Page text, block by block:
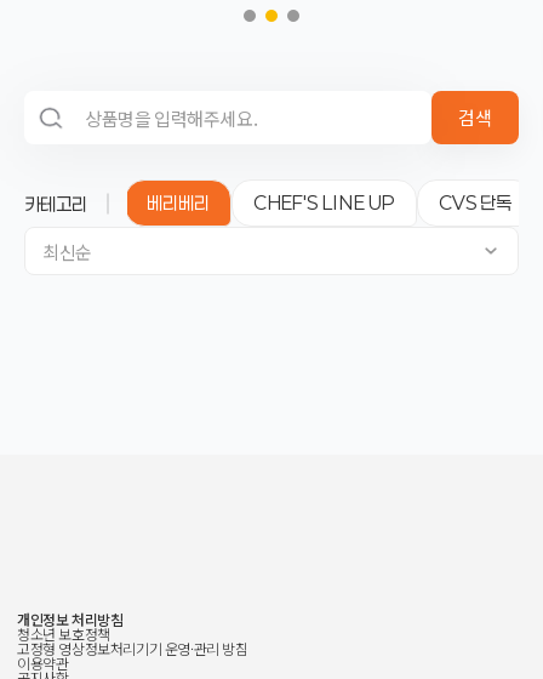
검색 영역
검색
카테고리
탕화쿵푸 베리베리 CHEF'S LINE UP CVS 단독
최신순
개인정보 처리방침
청소년 보호정책
고정형 영상정보처리기기 운영·관리 방침
이용약관